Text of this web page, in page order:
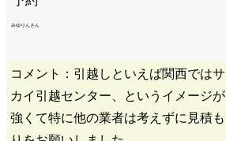
みゆりんさん
コメント：引越しといえば関西ではサ
カイ引越センター、というイメージが
強くて特に他の業者は考えずに見積も